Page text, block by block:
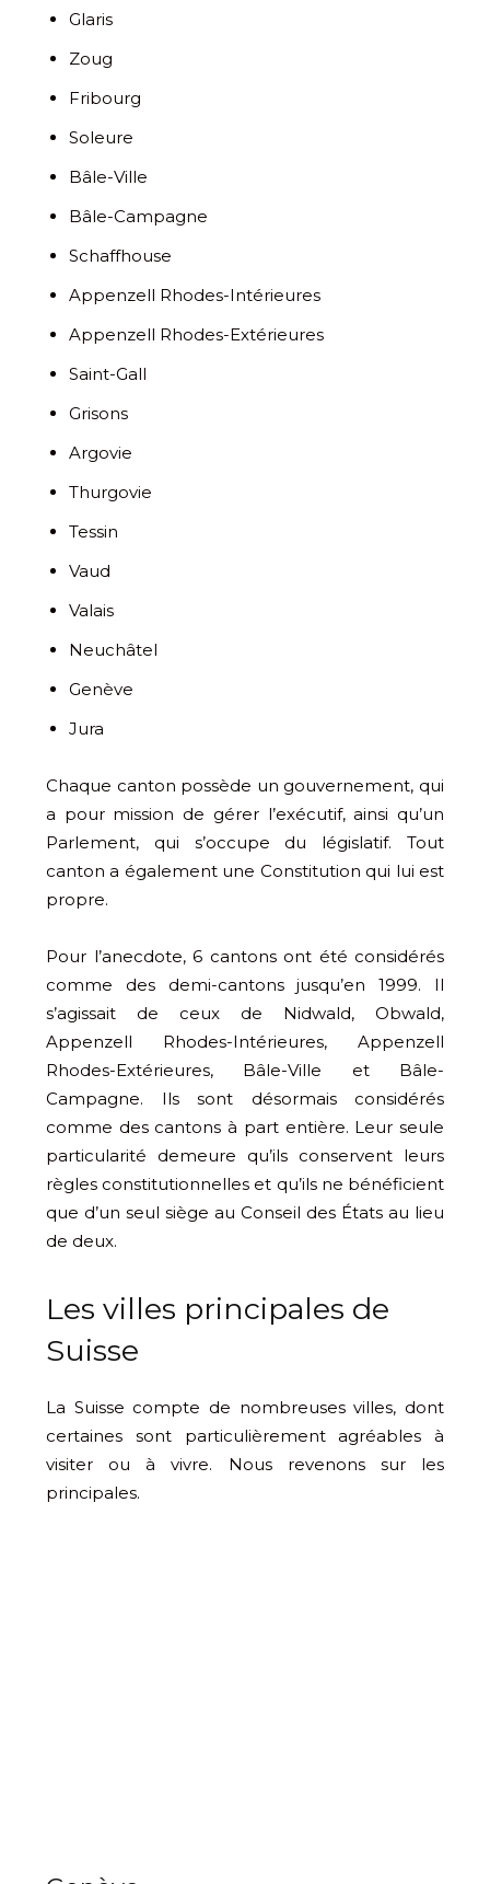
Glaris
Zoug
Fribourg
Soleure
Bâle-Ville
Bâle-Campagne
Schaffhouse
Appenzell Rhodes-Intérieures
Appenzell Rhodes-Extérieures
Saint-Gall
Grisons
Argovie
Thurgovie
Tessin
Vaud
Valais
Neuchâtel
Genève
Jura
Chaque canton possède un gouvernement, qui
a pour mission de gérer l’exécutif, ainsi qu’un
Parlement, qui s’occupe du législatif. Tout
canton a également une Constitution qui lui est
propre.
Pour l’anecdote, 6 cantons ont été considérés
comme des demi-cantons jusqu’en 1999. Il
s’agissait de ceux de Nidwald, Obwald,
Appenzell Rhodes-Intérieures, Appenzell
Rhodes-Extérieures, Bâle-Ville et Bâle-
Campagne. Ils sont désormais considérés
comme des cantons à part entière. Leur seule
particularité demeure qu’ils conservent leurs
règles constitutionnelles et qu’ils ne bénéficient
que d’un seul siège au Conseil des États au lieu
de deux.
Les villes principales de
Suisse
La Suisse compte de nombreuses villes, dont
certaines sont particulièrement agréables à
visiter ou à vivre. Nous revenons sur les
principales.